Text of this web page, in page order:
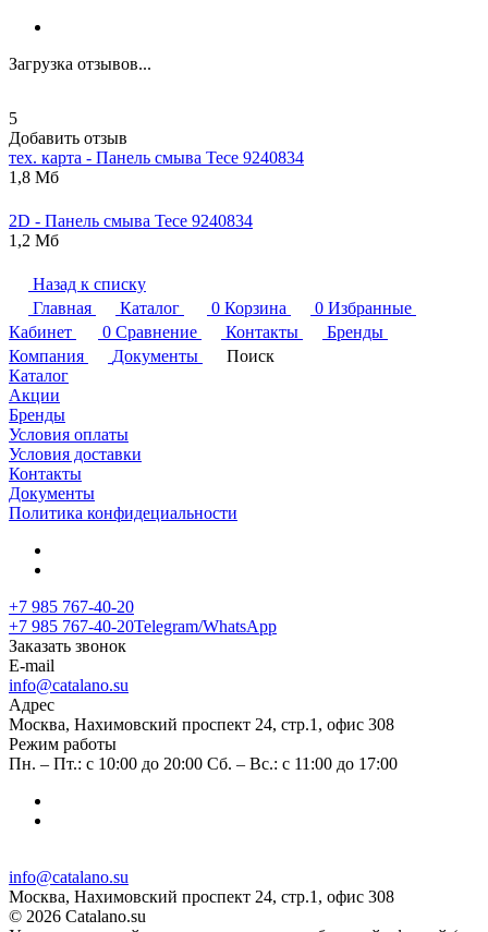
Загрузка отзывов...
5
Добавить отзыв
тех. карта - Панель смыва Tece 9240834
1,8 Мб
2D - Панель смыва Tece 9240834
1,2 Мб
Назад к списку
Главная
Каталог 0 Корзина 0 Избранные
Кабинет
0 Сравнение Контакты
Бренды
Компания
Документы
Поиск
Каталог
Акции
Бренды
Условия оплаты
Условия доставки
Контакты
Документы
Политика конфидециальности
+7 985 767-40-20
+7 985 767-40-20Telegram/WhatsApp
Заказать звонок
E-mail
info@catalano.su
Адрес
Москва, Нахимовский проспект 24, стр.1, офис 308
Режим работы
Пн. – Пт.: с 10:00 до 20:00 Сб. – Вс.: с 11:00 до 17:00
info@catalano.su
Москва, Нахимовский проспект 24, стр.1, офис 308
© 2026 Catalano.su